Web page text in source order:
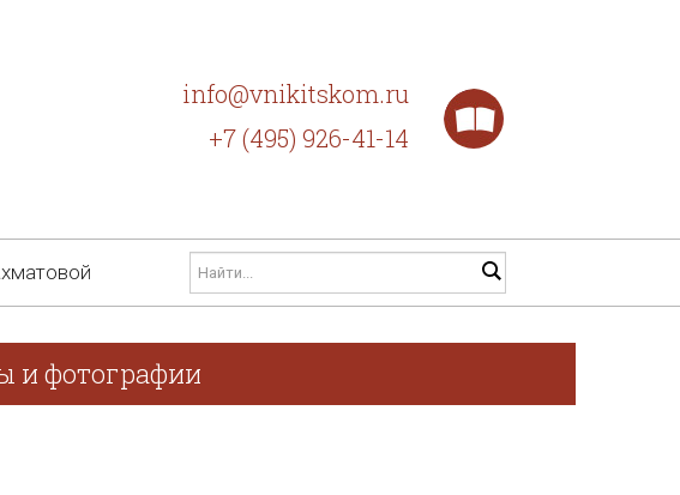
info@vnikitskom.ru
+7 (495) 926-41-14
и фотографии